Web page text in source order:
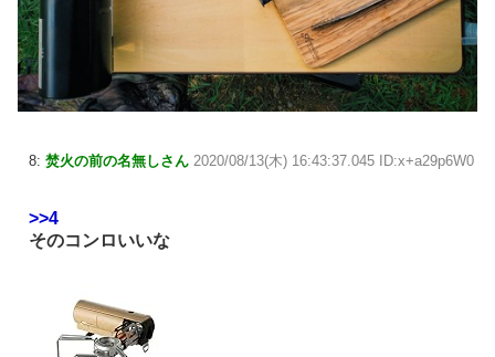
8: 焚火の前の名無しさん 2020/08/13(木) 16:43:37.045 ID:x+a29p6W0
>>4
そのコンロいいな